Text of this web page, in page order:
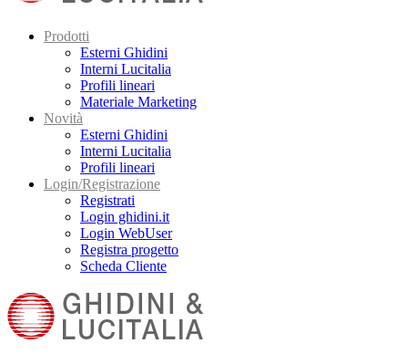
Prodotti
Esterni Ghidini
Interni Lucitalia
Profili lineari
Materiale Marketing
Novità
Esterni Ghidini
Interni Lucitalia
Profili lineari
Login/Registrazione
Registrati
Login ghidini.it
Login WebUser
Registra progetto
Scheda Cliente